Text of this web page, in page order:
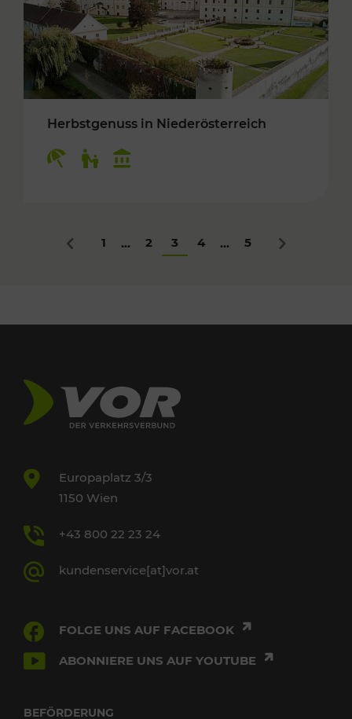
Herbstgenuss in Niederösterreich
Zurück
1 ... 2 3 4 ... 5 Nächstes
Europaplatz 3/3
1150 Wien
+43 800 22 23 24
kundenservice[at]vor.at
FOLGE UNS AUF FACEBOOK
ABONNIERE UNS AUF YOUTUBE
BEFÖRDERUNG